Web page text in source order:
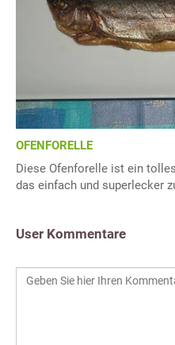
OFENFORELLE
Diese Ofenforelle ist ein
das einfach und superlecker
User Kommentare